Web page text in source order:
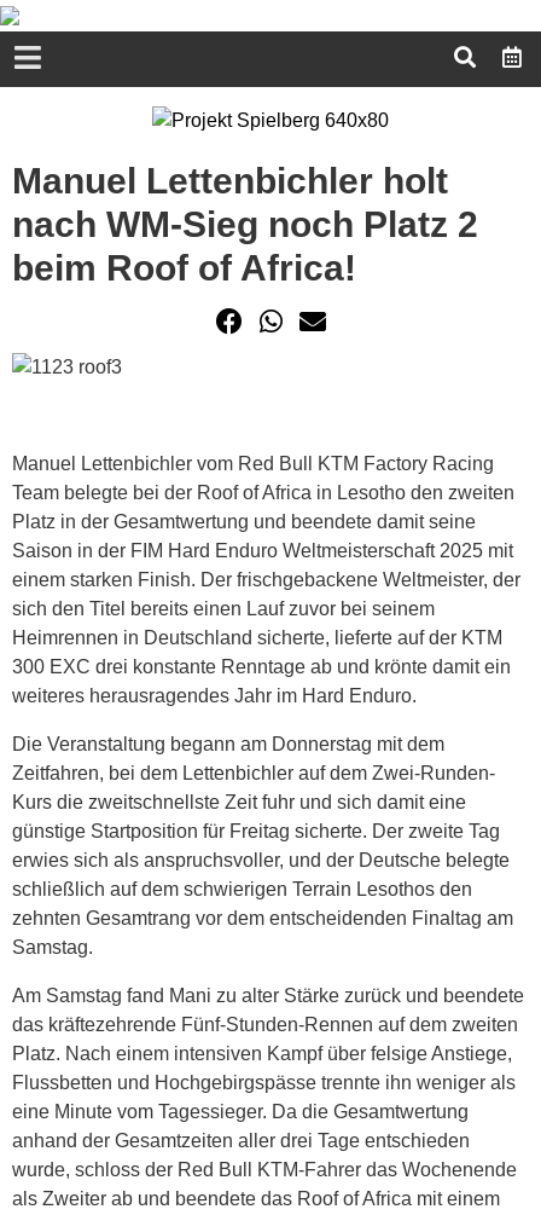
Manuel Lettenbichler holt
nach WM-Sieg noch Platz 2
beim Roof of Africa!
Manuel Lettenbichler vom Red Bull KTM Factory Racing
Team belegte bei der Roof of Africa in Lesotho den zweiten
Platz in der Gesamtwertung und beendete damit seine
Saison in der FIM Hard Enduro Weltmeisterschaft 2025 mit
einem starken Finish. Der frischgebackene Weltmeister, der
sich den Titel bereits einen Lauf zuvor bei seinem
Heimrennen in Deutschland sicherte, lieferte auf der KTM
300 EXC drei konstante Renntage ab und krönte damit ein
weiteres herausragendes Jahr im Hard Enduro.
Die Veranstaltung begann am Donnerstag mit dem
Zeitfahren, bei dem Lettenbichler auf dem Zwei-Runden-
Kurs die zweitschnellste Zeit fuhr und sich damit eine
günstige Startposition für Freitag sicherte. Der zweite Tag
erwies sich als anspruchsvoller, und der Deutsche belegte
schließlich auf dem schwierigen Terrain Lesothos den
zehnten Gesamtrang vor dem entscheidenden Finaltag am
Samstag.
Am Samstag fand Mani zu alter Stärke zurück und beendete
das kräftezehrende Fünf-Stunden-Rennen auf dem zweiten
Platz. Nach einem intensiven Kampf über felsige Anstiege,
Flussbetten und Hochgebirgspässe trennte ihn weniger als
eine Minute vom Tagessieger. Da die Gesamtwertung
anhand der Gesamtzeiten aller drei Tage entschieden
wurde, schloss der Red Bull KTM-Fahrer das Wochenende
als Zweiter ab und beendete das Roof of Africa mit einem